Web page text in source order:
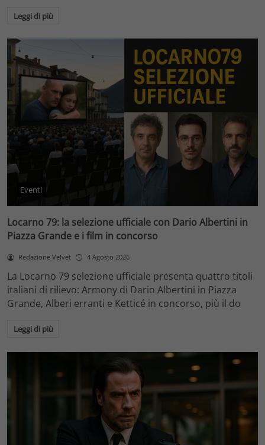
Leggi di più
Eventi
Locarno 79: la selezione ufficiale con Dario Albertini in
Piazza Grande e i film in concorso
Redazione Velvet 4 Agosto 2026
La Locarno 79 selezione ufficiale presenta quattro titoli
italiani di rilievo: Armony di Dario Albertini in Piazza
Grande, Alberi erranti e Ketticé in concorso, più il do
Leggi di più